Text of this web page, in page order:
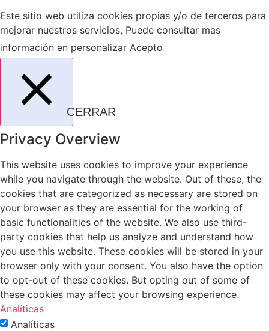
Este sitio web utiliza cookies propias y/o de terceros para
mejorar nuestros servicios, Puede consultar mas
información en personalizar Acepto
CERRAR
Privacy Overview
This website uses cookies to improve your experience
while you navigate through the website. Out of these, the
cookies that are categorized as necessary are stored on
your browser as they are essential for the working of
basic functionalities of the website. We also use third-
party cookies that help us analyze and understand how
you use this website. These cookies will be stored in your
browser only with your consent. You also have the option
to opt-out of these cookies. But opting out of some of
these cookies may affect your browsing experience.
Analíticas
Analíticas